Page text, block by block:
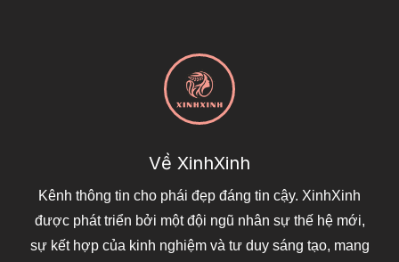
Về XinhXinh
Kênh thông tin cho phái đẹp đáng tin cậy. XinhXinh
được phát triển bởi một đội ngũ nhân sự thế hệ mới,
sự kết hợp của kinh nghiệm và tư duy sáng tạo, mang